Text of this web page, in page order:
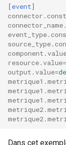
[event]
resource.value=
output.value=
Dans cet